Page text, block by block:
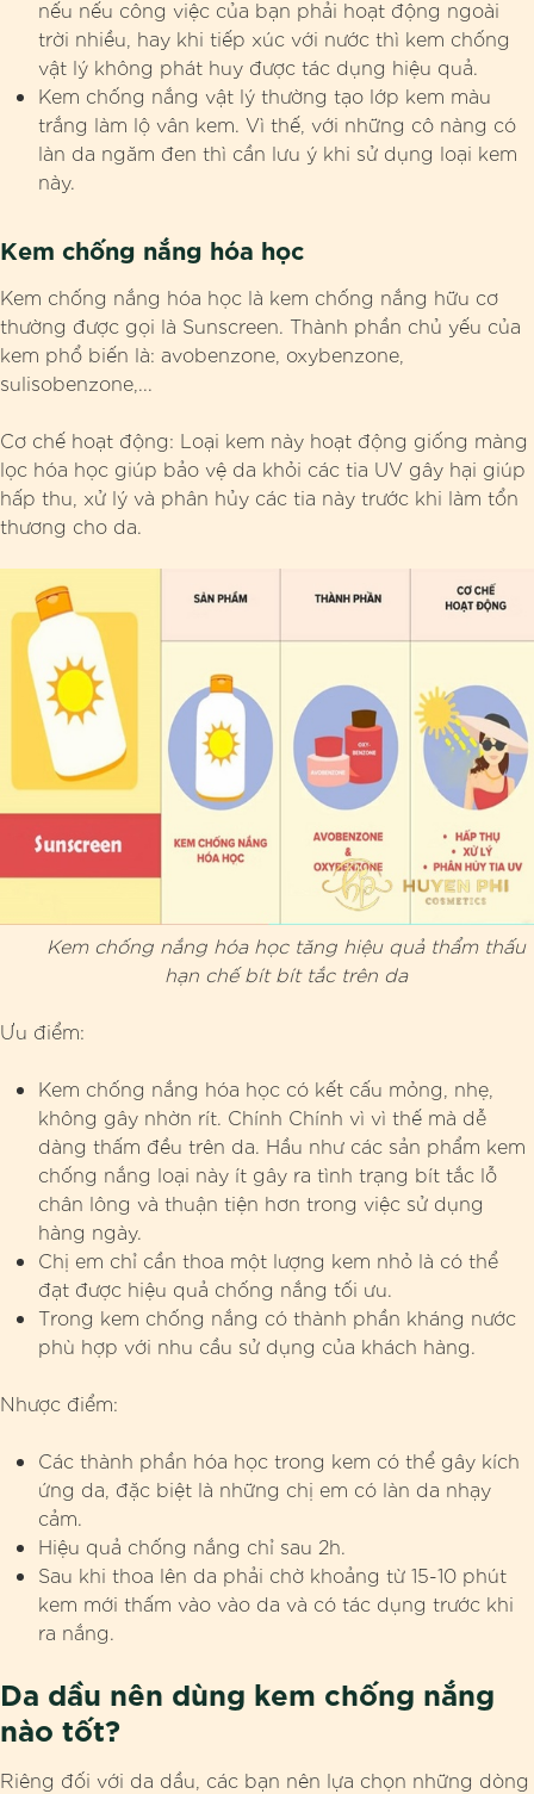
nếu nếu công việc của bạn phải hoạt động ngoài
trời nhiều, hay khi tiếp xúc với nước thì kem chống
vật lý không phát huy được tác dụng hiệu quả.
Kem chống nắng vật lý thường tạo lớp kem màu
trắng làm lộ vân kem. Vì thế, với những cô nàng có
làn da ngăm đen thì cần lưu ý khi sử dụng loại kem
này.
Kem chống nắng hóa học
Kem chống nắng hóa học là kem chống nắng hữu cơ
thường được gọi là Sunscreen. Thành phần chủ yếu của
kem phổ biến là: avobenzone, oxybenzone,
sulisobenzone,...
Cơ chế hoạt động: Loại kem này hoạt động giống màng
lọc hóa học giúp bảo vệ da khỏi các tia UV gây hại giúp
hấp thu, xử lý và phân hủy các tia này trước khi làm tổn
thương cho da.
Kem chống nắng hóa học tăng hiệu quả thẩm thấu
hạn chế bít bít tắc trên da
Ưu điểm:
Kem chống nắng hóa học có kết cấu mỏng, nhẹ,
không gây nhờn rít. Chính Chính vì vì thế mà dễ
dàng thấm đều trên da. Hầu như các sản phẩm kem
chống nắng loại này ít gây ra tình trạng bít tắc lỗ
chân lông và thuận tiện hơn trong việc sử dụng
hàng ngày.
Chị em chỉ cần thoa một lượng kem nhỏ là có thể
đạt được hiệu quả chống nắng tối ưu.
Trong kem chống nắng có thành phần kháng nước
phù hợp với nhu cầu sử dụng của khách hàng.
Nhược điểm:
Các thành phần hóa học trong kem có thể gây kích
ứng da, đặc biệt là những chị em có làn da nhạy
cảm.
Hiệu quả chống nắng chỉ sau 2h.
Sau khi thoa lên da phải chờ khoảng từ 15-10 phút
kem mới thấm vào vào da và có tác dụng trước khi
ra nắng.
Da dầu nên dùng kem chống nắng
nào tốt?
Riêng đối với da dầu, các bạn nên lựa chọn những dòng